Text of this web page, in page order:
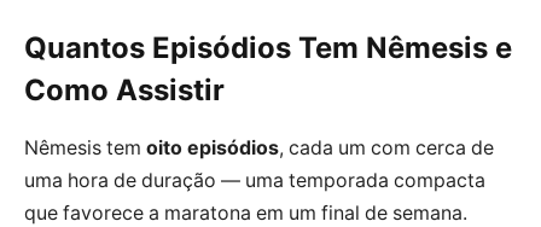
Quantos Episódios Tem Nêmesis e
Como Assistir
Nêmesis tem oito episódios, cada um com cerca de
uma hora de duração — uma temporada compacta
que favorece a maratona em um final de semana.